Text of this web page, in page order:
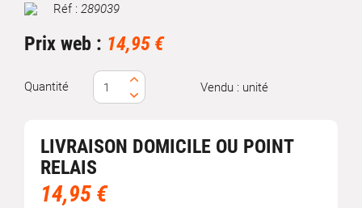
MarqueRéf : 289039
Prix web : 14,95 €
Quantité Vendu : unité
LIVRAISON DOMICILE OU POINT
RELAIS
14,95 €